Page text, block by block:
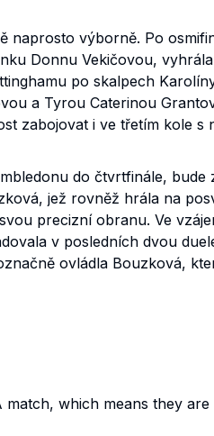
naprosto výborně. Po
Donnu Vekičovou,
po skalpech
a Tyrou Caterinou
zabojovat i ve třetím kole s
do čtvrtfinále, bude
jež rovněž hrála na
precizní obranu. Ve
v posledních dvou
ovládla Bouzková,
match, which means they